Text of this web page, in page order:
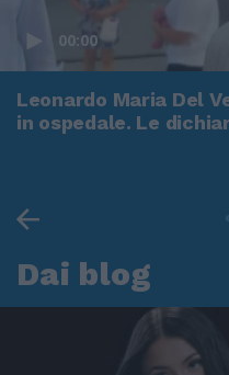
00:00
Leonardo Maria Del
in ospedale. Le
Dai blog